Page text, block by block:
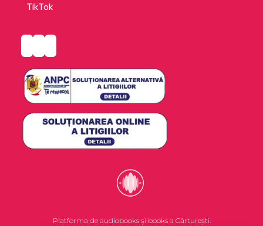
TikTok
Platforma de audiobooks și books a Cărturești.